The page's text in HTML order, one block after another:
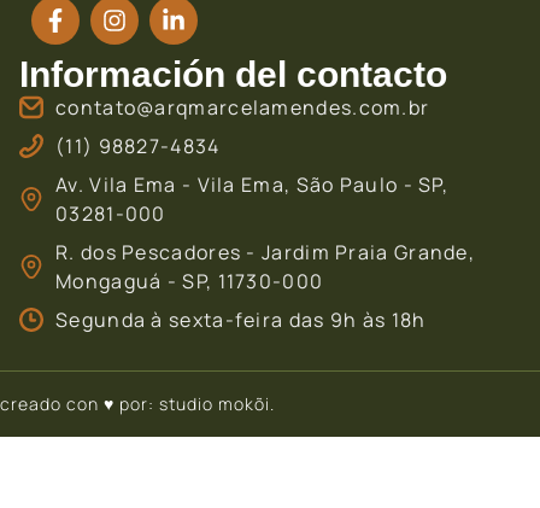
Información del contacto
contato@arqmarcelamendes.com.br
(11) 98827-4834
Av. Vila Ema - Vila Ema, São Paulo - SP,
03281-000
R. dos Pescadores - Jardim Praia Grande,
Mongaguá - SP, 11730-000
Segunda à sexta-feira das 9h às 18h
creado con ♥ por: studio mokõi.